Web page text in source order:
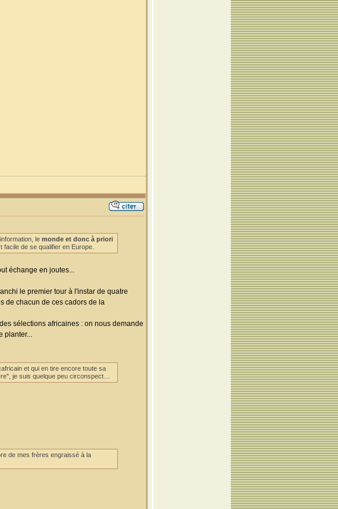
le monde et donc à priori
de se qualifier en Europe.
échange en joutes...
le premier tour à l'instar de quatre
de chacun de ces cadors de la
sélections africaines : on nous demande
planter...
et qui en tire encore toute sa
je suis quelque peu circonspect…
de mes frères engraissé à la